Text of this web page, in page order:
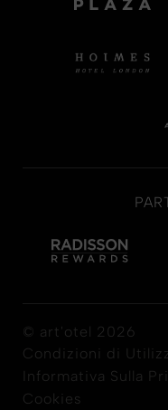
© art'otel 2026
Condizioni di
Informativa Sulla
Cookies